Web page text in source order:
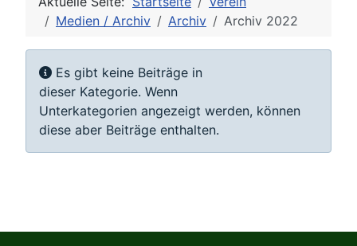
Medien / Archiv
Archiv Archiv 2022
Information
Es gibt keine Beiträge in
dieser Kategorie. Wenn
Unterkategorien angezeigt werden, können
diese aber Beiträge enthalten.